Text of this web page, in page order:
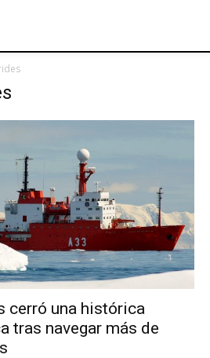
cerró una histórica
tras navegar más de